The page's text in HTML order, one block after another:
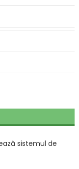
sistemul de